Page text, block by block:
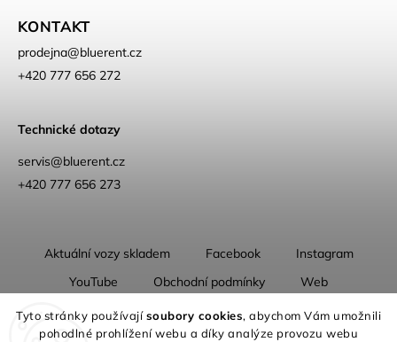
Tyto stránky používajísoubory cookies, abychom Vám umožnili
pohodlné prohlížení webu a díky analýze provozu webu
KONTAKT
prodejna@bluerent.cz
+420 777 656 272
Technické dotazy
servis@bluerent.cz
+420 777 656 273
Aktuální vozy skladem Facebook
Instagram
YouTube
Obchodní podmínky
Web
O nás